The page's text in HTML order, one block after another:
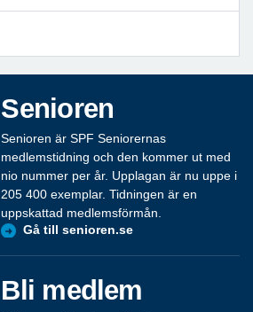
Senioren
Senioren är SPF Seniorernas
medlemstidning och den kommer ut med
nio nummer per år. Upplagan är nu uppe i
205 400 exemplar. Tidningen är en
uppskattad medlemsförmån.
Gå till senioren.se
Bli medlem